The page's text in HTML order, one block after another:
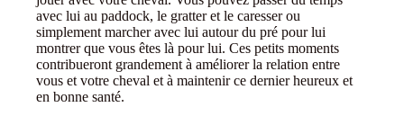
avec lui au paddock, le gratter et le caresser ou
simplement marcher avec lui autour du pré pour lui
montrer que vous êtes là pour lui. Ces petits moments
contribueront grandement à améliorer la relation entre
vous et votre cheval et à maintenir ce dernier heureux et
en bonne santé.